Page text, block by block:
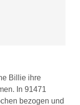
Billie ihre
In 91471
bezogen und